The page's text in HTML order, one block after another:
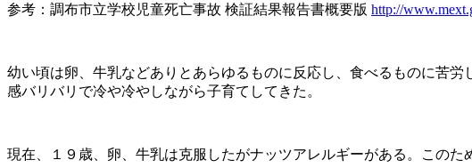
参考：調布市立学校児童死亡事故 検証結果報告書概要版 http://
幼い頃は卵、牛乳などありとあらゆるものに反応し、食べるものに苦
感バリバリで冷や冷やしながら子育てしてきた。
現在、１９歳、卵、牛乳は克服したがナッツアレルギーがある。この